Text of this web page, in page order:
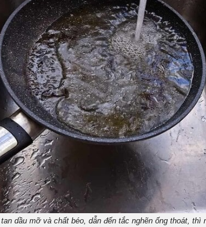
dầu mỡ và chất béo, dẫn đến tắc nghẽn ống thoát, thì